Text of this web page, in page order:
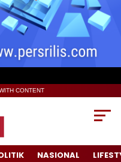
CONTENT
NASIONAL